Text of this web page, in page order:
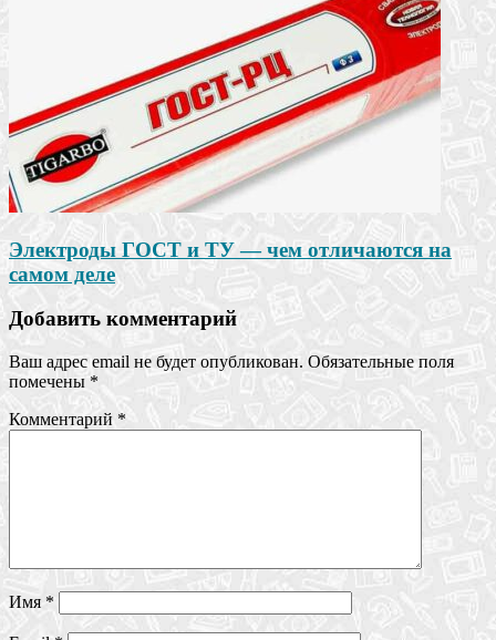
Электроды ГОСТ и ТУ — чем отличаются на
самом деле
Добавить комментарий
Ваш адрес email не будет опубликован. Обязательные поля
помечены*
Комментарий *
Имя *